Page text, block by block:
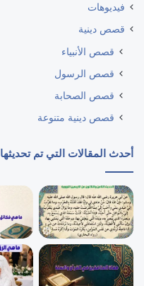
فيديوهات
قصص دينية
قصص الأنبياء
قصص الرسول
قصص الصحابة
قصص دينية متنوعة
أحدث المقالات التي تم تحديثها